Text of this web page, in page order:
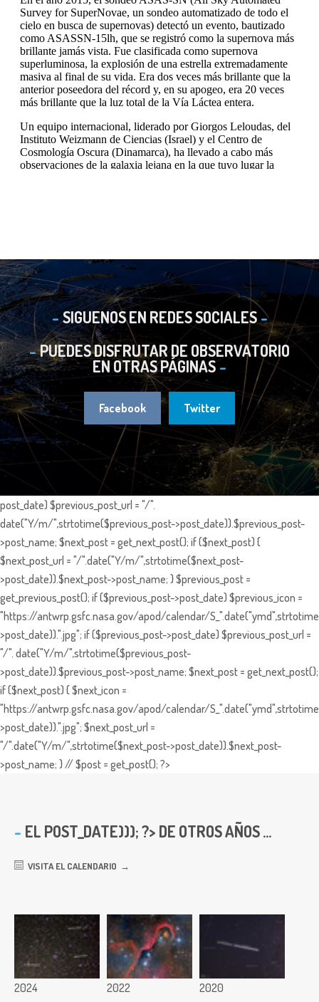
SIGUENOS EN REDES SOCIALES
PUEDES DISFRUTAR DE OBSERVATORIO
EN OTRAS PÁGINAS
Facebook Twitter
post_date) $previous_post_url = "/".
date("Y/m/",strtotime($previous_post->post_date)).$previous_post-
>post_name; $next_post = get_next_post(); if ($next_post) {
$next_post_url = "/".date("Y/m/",strtotime($next_post-
>post_date)).$next_post->post_name; } $previous_post =
get_previous_post(); if ($previous_post->post_date) $previous_icon =
"https://antwrp.gsfc.nasa.gov/apod/calendar/
>post_date)).".jpg"; if ($previous_post->post_date) $previous_post_url =
"/". date("Y/m/",strtotime($previous_post-
>post_date)).$previous_post->post_name; $next_post = get_next_post();
if ($next_post) { $next_icon =
"https://antwrp.gsfc.nasa.gov/apod/calendar/
>post_date)).".jpg"; $next_post_url =
"/".date("Y/m/",strtotime($next_post->post_date)).$next_post-
>post_name; } // $post = get_post(); ?>
EL POST_DATE))); ?> DE OTROS AÑOS ...
VISITA EL CALENDARIO
2024 2022 2020